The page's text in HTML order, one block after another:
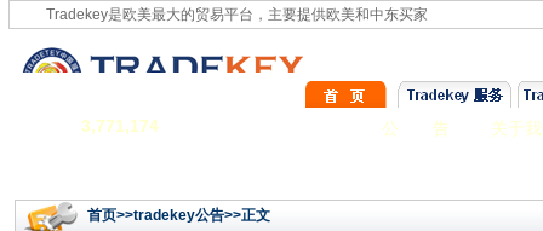
Tradekey是欧美最大的贸易平台，主要提供欧美和中东买家
3,771,174 公 告 关于
首页>>tradekey公告>>正文